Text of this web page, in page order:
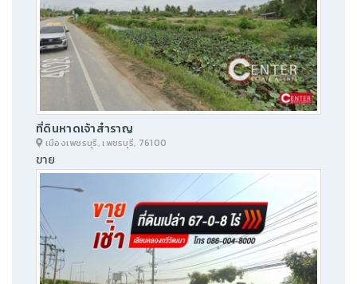
ที่ดินหาดเจ้าสำราญ
เมืองเพชรบุรี, เพชรบุรี, 76100
ขาย